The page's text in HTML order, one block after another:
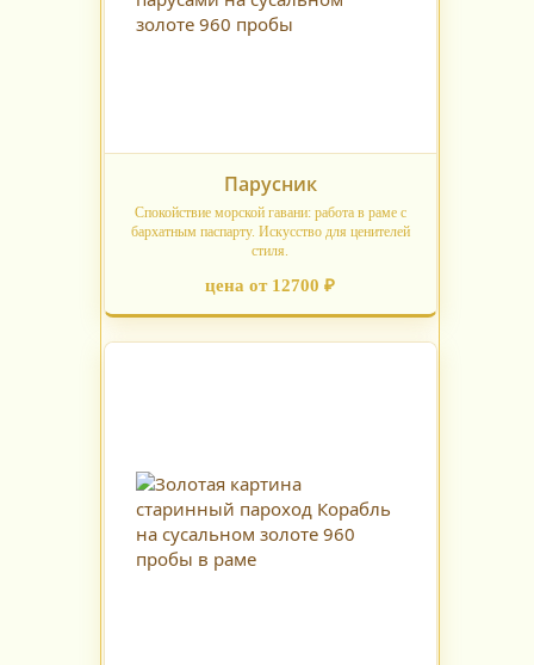
Парусник
Спокойствие морской гавани: работа в раме с
бархатным паспарту. Искусство для ценителей
стиля.
цена от 12700 ₽